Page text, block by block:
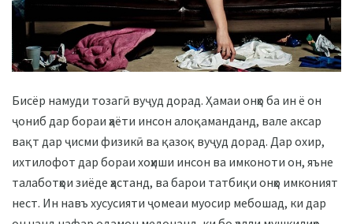
Бисёр намуди тозагӣ вуҷуд дорад. Ҳамаи онҳо ба ин ё он
ҷониб дар бораи ҳаёти инсон алоқаманданд, вале аксар
вақт дар ҷисми физикӣ ва қазоқ вуҷуд дорад. Дар охир,
ихтилофот дар бораи хоҳиши инсон ва имконоти он, яъне
талаботҳои зиёде ҳастанд, ва барои татбиқи онҳо имконият
нест. Ин навъ хусусияти ҷомеаи муосир мебошад, ки дар